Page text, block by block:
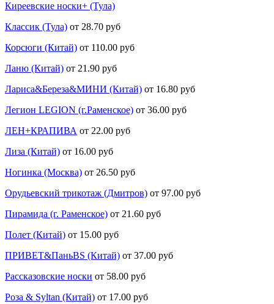
Киреевские носки+ (Тула)
Классик (Тула) от 28.70 руб
Корсюги (Китай) от 110.00 руб
Ланю (Китай) от 21.90 руб
Лариса&Береза&МИНИ (Китай) от 16.80 руб
Легион LEGION (г.Раменское) от 36.00 руб
ЛЕН+КРАПИВА от 22.00 руб
Лиза (Китай) от 16.00 руб
Ногинка (Москва) от 26.50 руб
Орудьевский трикотаж (Дмитров) от 97.00 руб
Пирамида (г. Раменское) от 21.60 руб
Полет (Китай) от 15.00 руб
ПРИВЕТ&ПаньBS (Китай) от 37.00 руб
Рассказовские носки от 58.00 руб
Роза & Syltan (Китай) от 17.00 руб